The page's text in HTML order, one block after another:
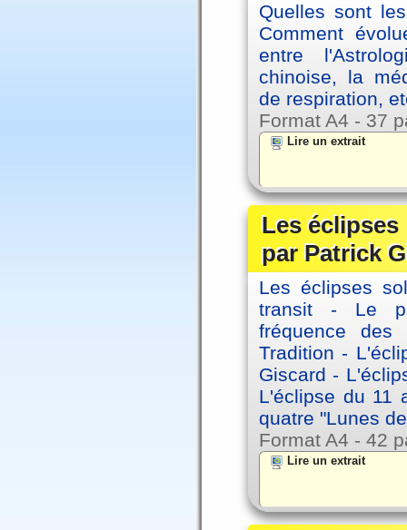
Quelles sont
Comment
entre
chinoise, la
de respiration,
Format A4 - 37
Lire un extrait
Les éclipses
par Patrick
Les éclipses
transit - Le
fréquence
Tradition -
Giscard -
L'éclipse du 11
quatre "Lunes
Format A4 - 42
Lire un extrait